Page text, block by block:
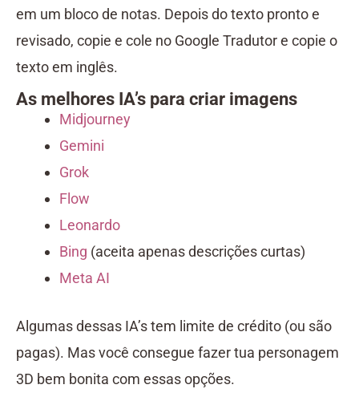
em um bloco de notas. Depois do texto pronto e
revisado, copie e cole no Google Tradutor e copie o
texto em inglês.
As melhores IA’s para criar imagens
Midjourney
Gemini
Grok
Flow
Leonardo
Bing (aceita apenas descrições curtas)
Meta AI
Algumas dessas IA’s tem limite de crédito (ou são
pagas). Mas você consegue fazer tua personagem
3D bem bonita com essas opções.